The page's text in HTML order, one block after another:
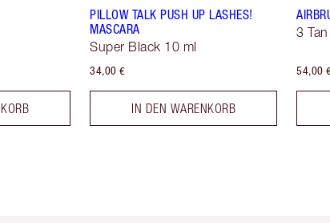
PILLOW TALK PUSH UP LASHES!
MASCARA
Super Black 10 ml
34,00 €
IN DEN WARENKORB
3 Tan
54,00